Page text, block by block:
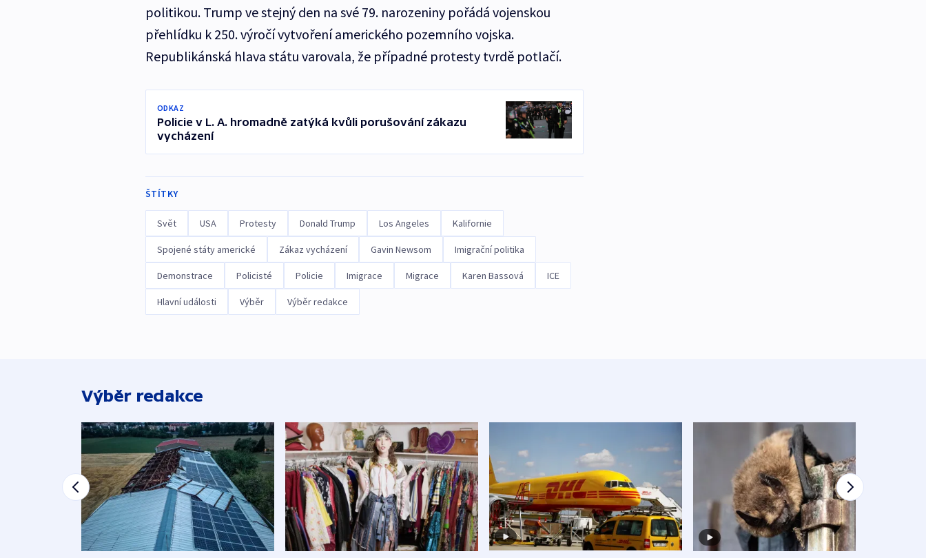
politikou. Trump ve stejný den na své 79. narozeniny pořádá vojenskou
přehlídku k 250. výročí vytvoření amerického pozemního vojska.
Republikánská hlava státu varovala, že případné protesty tvrdě potlačí.
ODKAZ
Policie v L. A. hromadně zatýká kvůli porušování zákazu
vycházení
ŠTÍTKY
Svět USA Protesty Donald Trump Los Angeles Kalifornie
Spojené státy americké Zákaz vycházení Gavin Newsom Imigrační politika
Demonstrace Policisté Policie Imigrace Migrace Karen Bassová ICE
Hlavní události Výběr Výběr redakce
Výběr redakce